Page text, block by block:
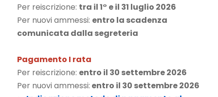
Per reiscrizione: tra il 1° e il 31 luglio 2026
Per nuovi ammessi: entro la scadenza
comunicata dalla segreteria
Pagamento I rata
Per reiscrizione: entro il 30 settembre 2026
Per nuovi ammessi: entro il 30 settembre 2026